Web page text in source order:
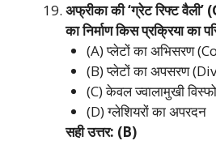
अफ्रीका की ‘ग्रेट रिफ्ट
का निर्माण किस प्रक्रिया का
(A) प्लेटों का अभिसरण
(B) प्लेटों का अपसरण
(C) केवल ज्वालामुखी
(D) ग्लेशियरों का अपरदन
सही उत्तर: (B)